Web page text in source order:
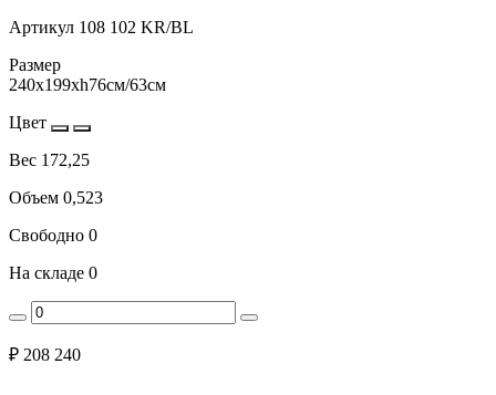
Артикул 108 102 KR/BL
Размер
240x199xh76см/63см
Цвет
Вес 172,25
Объем 0,523
Свободно 0
На складе 0
₽ 208 240